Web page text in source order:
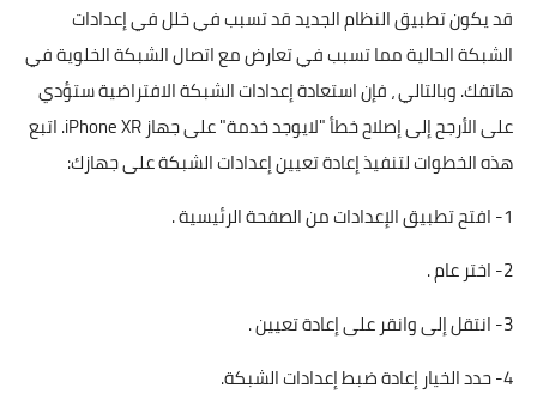
قد يكون تطبيق النظام الجديد قد تسبب في خلل في إعدادات
الشبكة الحالية مما تسبب في تعارض مع اتصال الشبكة الخلوية في
هاتفك. وبالتالي ، فإن استعادة إعدادات الشبكة الافتراضية ستؤدي
على الأرجح إلى إصلاح خطأ "لايوجد خدمة" على جهاز iPhone XR. اتبع
هذه الخطوات لتنفيذ إعادة تعيين إعدادات الشبكة على جهازك:
1- افتح تطبيق الإعدادات من الصفحة الرئيسية .
2- اختر عام .
3- انتقل إلى وانقر على إعادة تعيين .
4- حدد الخيار إعادة ضبط إعدادات الشبكة.